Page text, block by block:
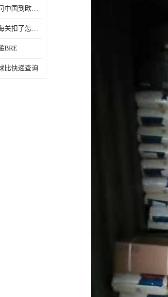
国际快递物流公司中国到欧洲英国法国德国能寄铁路空运海运
国际快递口罩被海关扣了怎么办
BRE
比快递查询